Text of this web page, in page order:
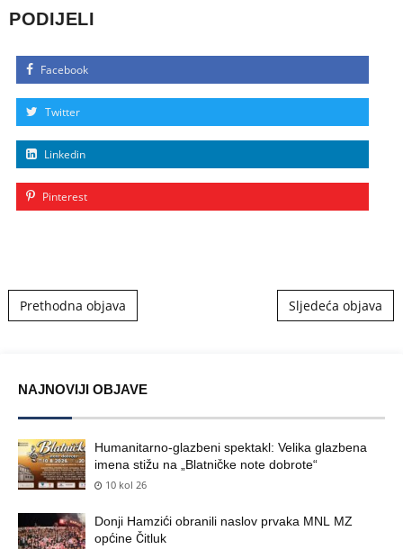
PODIJELI
Facebook
Twitter
Linkedin
Pinterest
Post navigation
Prethodna objava Sljedeća objava
NAJNOVIJI OBJAVE
Humanitarno-glazbeni spektakl: Velika glazbena
imena stižu na „Blatničke note dobrote“
10 kol 26
Donji Hamzići obranili naslov prvaka MNL MZ
općine Čitluk